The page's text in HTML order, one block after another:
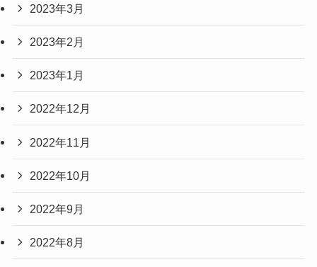
2023年3月
2023年2月
2023年1月
2022年12月
2022年11月
2022年10月
2022年9月
2022年8月